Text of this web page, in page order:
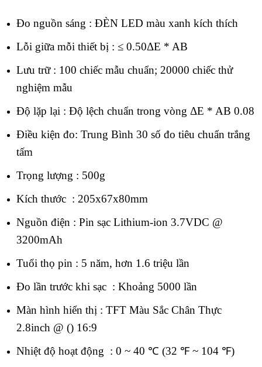
Đo nguồn sáng : ĐÈN LED màu xanh kích thích
Lỗi giữa mỗi thiết bị : ≤ 0.50ΔE * AB
Lưu trữ : 100 chiếc mẫu chuẩn; 20000 chiếc thử
nghiệm mẫu
Độ lặp lại : Độ lệch chuẩn trong vòng ΔE * AB 0.08
Điều kiện đo: Trung Bình 30 số đo tiêu chuẩn trắng
tấm
Trọng lượng : 500g
Kích thước : 205x67x80mm
Nguồn điện : Pin sạc Lithium-ion 3.7VDC @
3200mAh
Tuổi thọ pin : 5 năm, hơn 1.6 triệu lần
Đo lần trước khi sạc : Khoảng 5000 lần
Màn hình hiển thị : TFT Màu Sắc Chân Thực
2.8inch @ () 16:9
Nhiệt độ hoạt động : 0 ~ 40 ℃ (32 ℉ ~ 104 ℉)